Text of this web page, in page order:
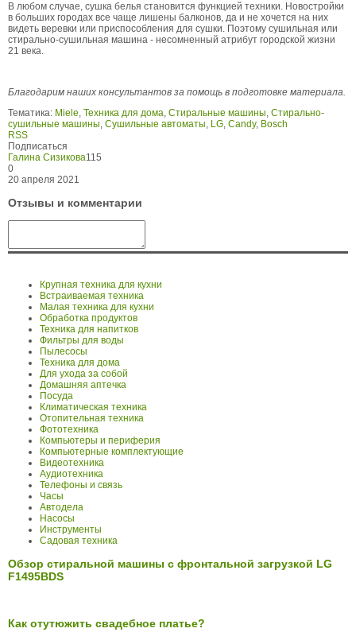
В любом случае, сушка белья становится функцией техники. Новостройки
в больших городах все чаще лишены балконов, да и не хочется на них
видеть веревки или приспособления для сушки. Поэтому сушильная или
стирально-сушильная машина - несомненный атрибут городской жизни
21 века.
Благодарим наших консультантов за помощь в подготовке материала.
Тематика: Miele, Техника для дома, Стиральные машины, Стирально-
сушильные машины, Сушильные автоматы, LG, Candy, Bosch
RSS
Подписаться
Галина Сизикова115
0
20 апреля 2021
Отзывы и комментарии
Крупная техника для кухни
Встраиваемая техника
Малая техника для кухни
Обработка продуктов
Техника для напитков
Фильтры для воды
Пылесосы
Техника для дома
Для ухода за собой
Домашняя аптечка
Посуда
Климатическая техника
Отопительная техника
Фототехника
Компьютеры и периферия
Компьютерные комплектующие
Видеотехника
Аудиотехника
Телефоны и связь
Часы
Автодела
Насосы
Инструменты
Садовая техника
Обзор стиральной машины с фронтальной загрузкой LG
F1495BDS
Как отутюжить свадебное платье?